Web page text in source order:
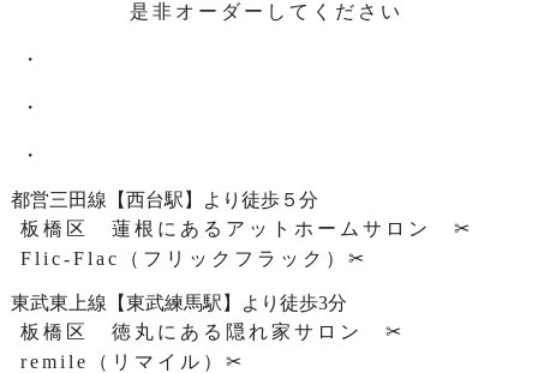
是非オーダーしてください
・
・
・
都営三田線【西台駅】より徒歩５分
板橋区 蓮根にあるアットホームサロン ✂
Flic-Flac（フリックフラック）✂
東武東上線【東武練馬駅】より徒歩3分
板橋区 徳丸にある隠れ家サロン ✂
remile（リマイル）✂